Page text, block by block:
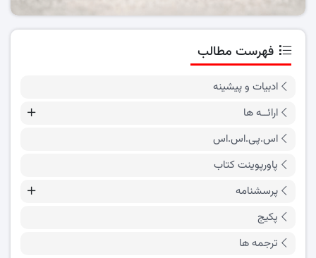
فهرست مطالب
ادبیات و پیشینه
ارائــه ها
اس.پی.اس.اس
پاورپوینت کتاب
پرسشنامه
پکیج
ترجمه ها